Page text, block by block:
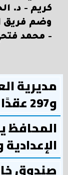
كريم - د.
وضم
- محمد
و297 عقدًا بالخارج
المحافظ
صندوق